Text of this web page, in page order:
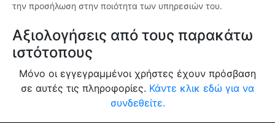
την προσήλωση στην ποιότητα των υπηρεσιών του.
Αξιολογήσεις από τους παρακάτω
ιστότοπους
Μόνο οι εγγεγραμμένοι χρήστες έχουν πρόσβαση
σε αυτές τις πληροφορίες. Κάντε κλικ εδώ για να
συνδεθείτε.